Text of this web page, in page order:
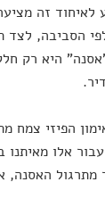
זה
הסביבה, לצד
היא רק
הפיזי צמח
עבור אלו